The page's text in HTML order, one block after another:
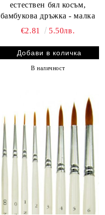
естествен бял косъм,
бамбукова дръжка - малка
€2.81
5.50лв.
В наличност